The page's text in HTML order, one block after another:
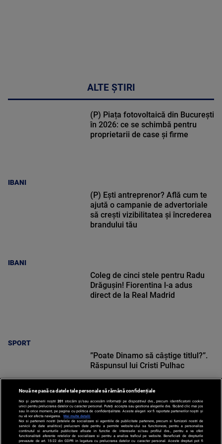
ALTE ȘTIRI
IBANI
(P) Piața fotovoltaică din București
în 2026: ce se schimbă pentru
proprietarii de case și firme
IBANI
(P) Ești antreprenor? Află cum te
ajută o campanie de advertoriale
să crești vizibilitatea și încrederea
brandului tău
SPORT
Coleg de cinci stele pentru Radu
Drăgușin! Fiorentina l-a adus
direct de la Real Madrid
SPORT
”Poate Dinamo să câștige titlul?”.
Răspunsul lui Cristi Pulhac
Nouă ne pasă ca datele tale personale să rămână confidențiale
Noi și partenerii noștri 201 stocăm și/sau accesăm informații pe dispozitivul dvs., precum identificatorii cookie
unici pentru prelucrarea datelor cu caracter personal. Puteți accepta sau gestiona alegerile dvs. făcând clic mai jos
sau în orice moment, pe pagina cu politica de confidențialitate. Aceste alegeri vor fi raportate partenerilor noștri și
nu vă vor afecta navigarea.
Mai multe detalii
Noi si partenerii nostri (retelele de socializare si agentiile de publicitate partenere, precum si furnizorii nostri de
servicii de date analitice) prelucram date pentru a permite website-ului sa functioneze, pentru a personaliza
continutul si anunturile publicitare afisate in functie de interesele si/sau profilul dvs., pentru a va oferi
functionalitati aferente retelelor de socializare si pentru a analiza traficul pe website. Beneficiati de drepturile
prevazute de art. 15-22 din GDPR in legatura cu prelucrarea datelor cu caracter personal. Aceste drepturi pot fi